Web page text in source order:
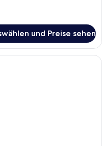
und Preise sehen
Hotelzimmer mit einem